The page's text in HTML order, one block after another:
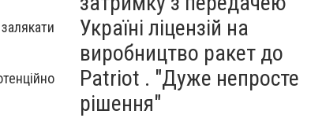
Україні ліцензій на
виробництво ракет до
Patriot . "Дуже непросте
рішення"